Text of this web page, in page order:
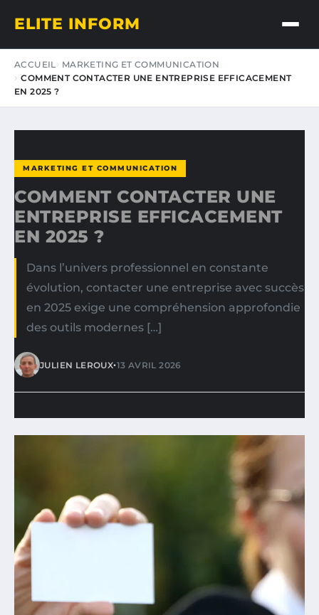
ELITE INFORM
ACCUEIL
MARKETING ET COMMUNICATION
COMMENT CONTACTER UNE ENTREPRISE EFFICACEMENT
EN 2025 ?
MARKETING ET COMMUNICATION
COMMENT CONTACTER UNE
ENTREPRISE EFFICACEMENT
EN 2025 ?
Dans l’univers professionnel en constante
évolution, contacter une entreprise avec succès
en 2025 exige une compréhension approfondie
des outils modernes […]
JULIEN LEROUX•13 AVRIL 2026